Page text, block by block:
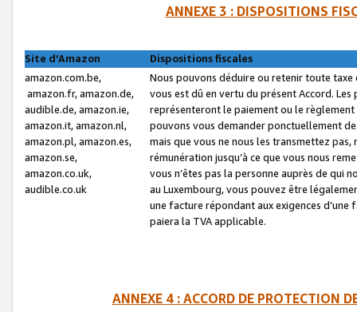
ANNEXE 3 : DISPOSITIONS
Site d’Amazon
Dispositions fiscales
amazon.com.be,
amazon.fr, amazon.de,
audible.de, amazon.ie,
amazon.it, amazon.nl,
amazon.pl, amazon.es,
amazon.se,
amazon.co.uk,
audible.co.uk
Nous pouvons déduire ou retenir toute
vous est dû en vertu du présent Accord.
représenteront le paiement ou le
pouvons vous demander ponctuellement
mais que vous ne nous les transmettez
rémunération jusqu’à ce que vous nous
vous n’êtes pas la personne auprès de qui
au Luxembourg, vous pouvez être
une facture répondant aux exigences
paiera la TVA applicable.
ANNEXE 4 : ACCORD DE PROTECTION